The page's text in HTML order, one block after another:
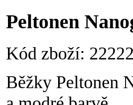
Peltonen
Kód zboží: 22222
Běžky Peltonen